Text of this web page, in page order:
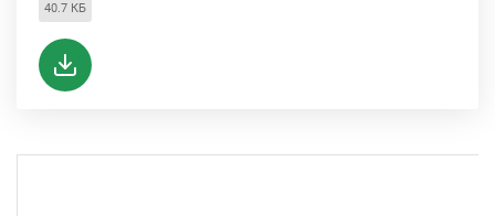
40.7 КБ